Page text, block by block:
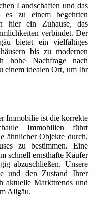
Landschaften und das
zu einem begehrten
hier ein Zuhause, das
verbindet. Der
bietet ein vielfältiges
bis zu modernen
hohe Nachfrage nach
einem idealen Ort, um Ihr
Immobilie ist die korrekte
Immobilien führt
ähnlicher Objekte durch,
zu bestimmen. Eine
schnell ernsthafte Käufer
abzuschließen. Unsere
und den Zustand Ihrer
aktuelle Markttrends und
Allgäu.